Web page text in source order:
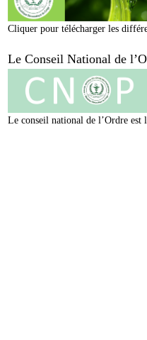
Cliquer pour télécharger les
Le Conseil National de
Le conseil national de l’Ordre est